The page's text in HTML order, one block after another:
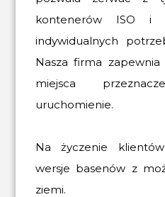
kontenerów ISO i
indywidualnych
Nasza firma
miejsca
uruchomienie.
Na życzenie
wersje basenów z
ziemi.